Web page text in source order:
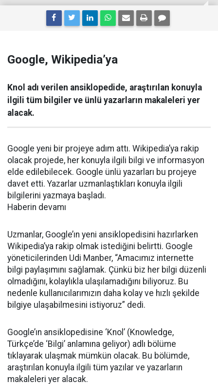
Google, Wikipedia’ya
Knol adı verilen ansiklopedide, araştırılan konuyla
ilgili tüm bilgiler ve ünlü yazarların makaleleri yer
alacak.
Google yeni bir projeye adım attı. Wikipedia’ya rakip
olacak projede, her konuyla ilgili bilgi ve informasyon
elde edilebilecek. Google ünlü yazarları bu projeye
davet etti. Yazarlar uzmanlaştıkları konuyla ilgili
bilgilerini yazmaya başladı.
Haberin devamı
Uzmanlar, Google’ın yeni ansiklopedisini hazırlarken
Wikipedia’ya rakip olmak istediğini belirtti. Google
yöneticilerinden Udi Manber, “Amacımız internette
bilgi paylaşımını sağlamak. Çünkü biz her bilgi düzenli
olmadığını, kolaylıkla ulaşılamadığını biliyoruz. Bu
nedenle kullanıcılarımızın daha kolay ve hızlı şekilde
bilgiye ulaşabilmesini istiyoruz” dedi.
Google’ın ansiklopedisine ‘Knol’ (Knowledge,
Türkçe’de ‘Bilgi’ anlamına geliyor) adlı bölüme
tıklayarak ulaşmak mümkün olacak. Bu bölümde,
araştırılan konuyla ilgili tüm yazılar ve yazarların
makaleleri yer alacak.